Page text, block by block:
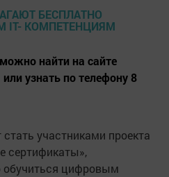
найти на сайте
узнать по телефону 8
участниками проекта
сертификаты»,
обучиться цифровым